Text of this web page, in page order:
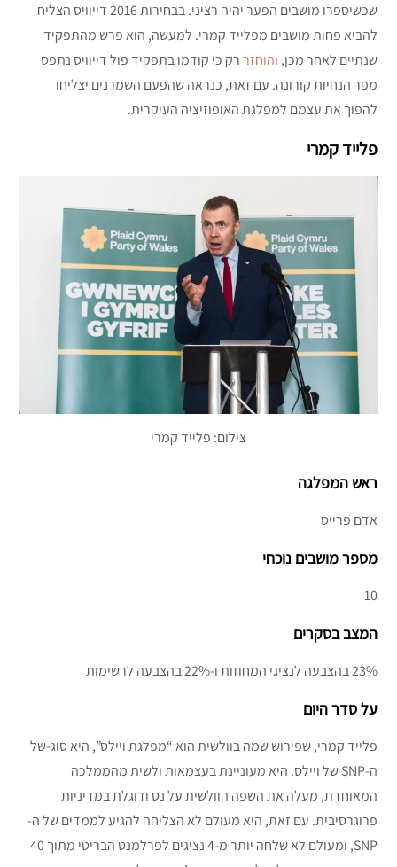
שכשיספרו מושבים הפער יהיה רציני. בבחירות 2016 דייוויס הצליח
להביא פחות מושבים מפלייד קמרי. למעשה, הוא פרש מהתפקיד
שנתיים לאחר מכן, והוחזררק כי קודמו בתפקיד פול דייוויס נתפס
מפר הנחיות קורונה. עם זאת, כנראה שהפעם השמרנים יצליחו
להפוך את עצמם למפלגת האופוזיציה העיקרית.
פלייד קמרי
צילום: פלייד קמרי
ראש המפלגה
אדם פרייס
מספר מושבים נוכחי
10
המצב בסקרים
23% בהצבעה לנציגי המחוזות ו-22% בהצבעה לרשימות
על סדר היום
פלייד קמרי, שפירוש שמה בוולשית הוא “מפלגת ויילס”, היא סוג-של
ה-SNP של ויילס. היא מעוניינת בעצמאות ולשית מהממלכה
המאוחדת, מעלה את השפה הוולשית על נס ודוגלת במדיניות
פרוגרסיבית. עם זאת, היא מעולם לא הצליחה להגיע לממדים של ה-
SNP, ומעולם לא שלחה יותר מ-4 נציגים לפרלמנט הבריטי מתוך 40